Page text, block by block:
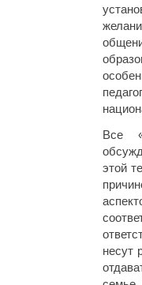
Все
этой
несут